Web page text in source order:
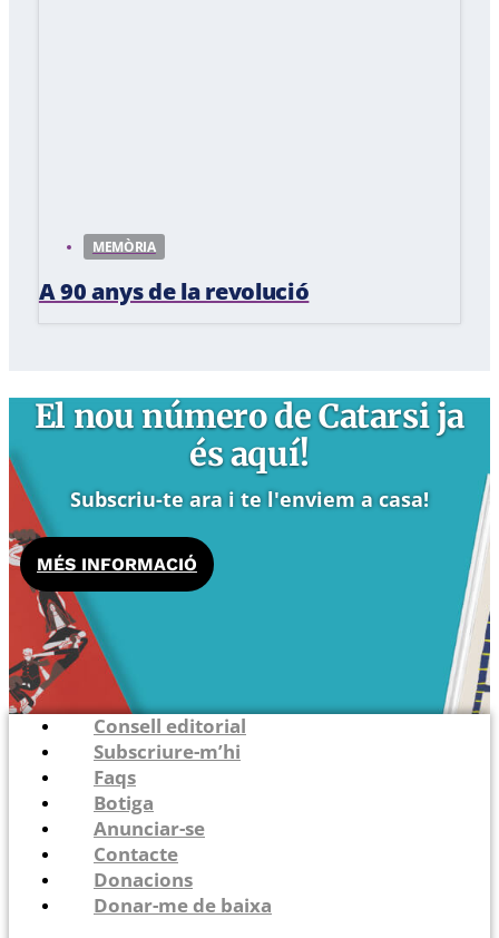
MEMÒRIA
A 90 anys de la revolució
El nou número de Catarsi ja
és aquí!
Subscriu-te ara i te l'enviem a casa!
MÉS INFORMACIÓ
Consell editorial
Subscriure-m’hi
Faqs
Botiga
Anunciar-se
Contacte
Donacions
Donar-me de baixa